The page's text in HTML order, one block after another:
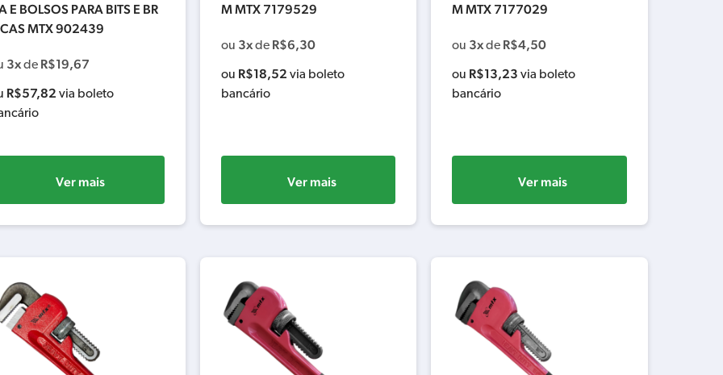
E BOLSOS PARA BITS E BR
MTX 902439
3xde R$19,67
R$57,82 via boleto
Ver mais
M MTX 7179529
ou 3xde R$6,30
ou R$18,52 via boleto
bancário
Ver mais
M MTX 7177029
ou 3xde R$4,50
ou R$13,23 via boleto
bancário
Ver mais